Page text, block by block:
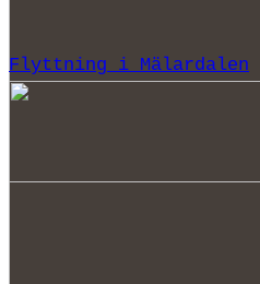
Flyttning i Mälardalen